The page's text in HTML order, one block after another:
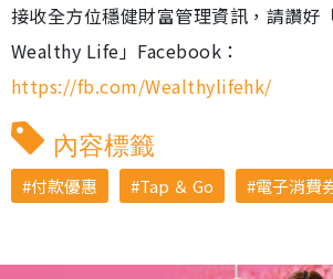
接收全方位穩健財富管理資訊，請讚好
Wealthy Life」Facebook：
https://fb.com/Wealthylifehk/
內容標籤
付款優惠 Tap ＆ Go 電子消費